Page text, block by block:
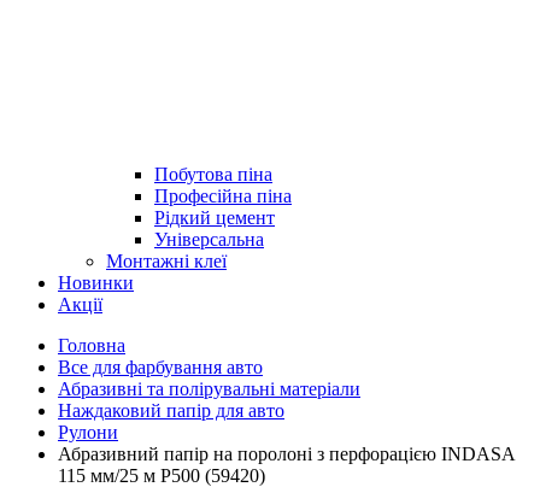
Побутова піна
Професійна піна
Рідкий цемент
Універсальна
Монтажні клеї
Новинки
Акції
Головна
Все для фарбування авто
Абразивні та полірувальні матеріали
Наждаковий папір для авто
Рулони
Абразивний папір на поролоні з перфорацією INDASA
115 мм/25 м Р500 (59420)